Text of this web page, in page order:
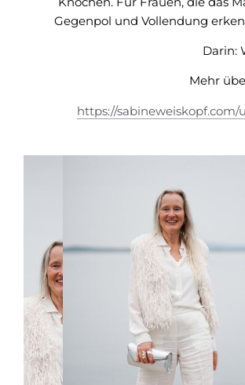
Gegenpol und Vollendung
Darin:
Mehr
https://